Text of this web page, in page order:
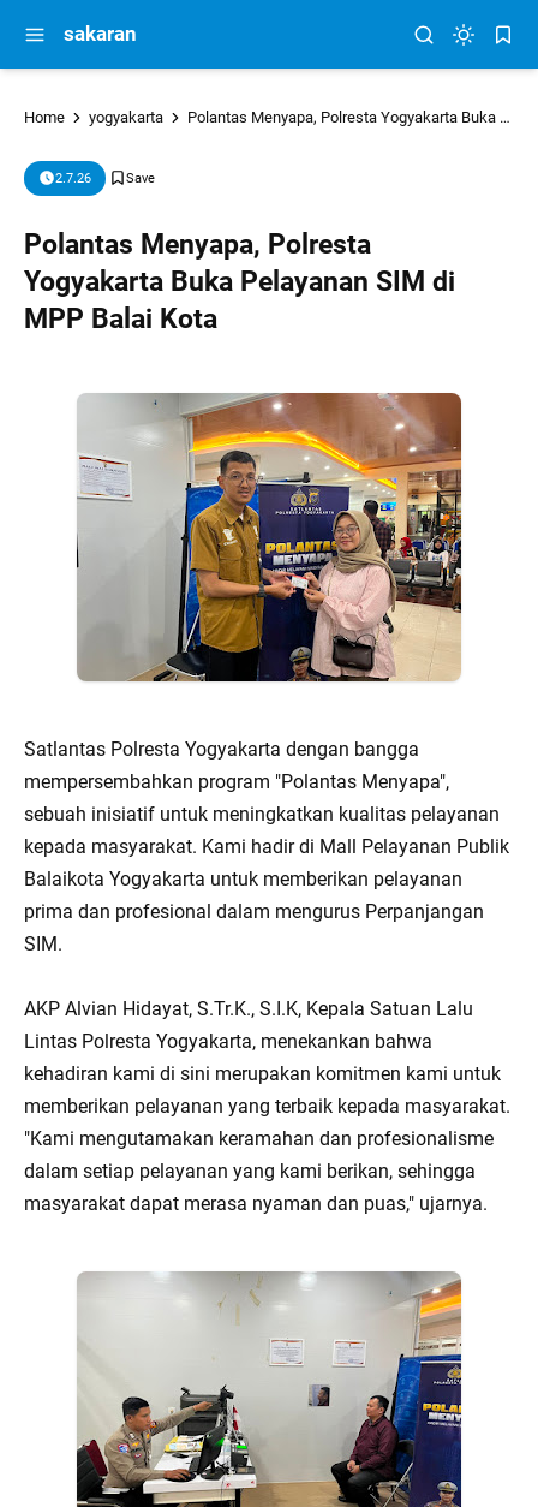
sakaran
Home yogyakarta Polantas Menyapa, Polresta Yogyakarta Buka Pelayanan SIM di MPP Balai Kota
2.7.26
Polantas Menyapa, Polresta
Yogyakarta Buka Pelayanan SIM di
MPP Balai Kota
Satlantas Polresta Yogyakarta dengan bangga
mempersembahkan program "Polantas Menyapa",
sebuah inisiatif untuk meningkatkan kualitas pelayanan
kepada masyarakat. Kami hadir di Mall Pelayanan Publik
Balaikota Yogyakarta untuk memberikan pelayanan
prima dan profesional dalam mengurus Perpanjangan
SIM.
AKP Alvian Hidayat, S.Tr.K., S.I.K, Kepala Satuan Lalu
Lintas Polresta Yogyakarta, menekankan bahwa
kehadiran kami di sini merupakan komitmen kami untuk
memberikan pelayanan yang terbaik kepada masyarakat.
"Kami mengutamakan keramahan dan profesionalisme
dalam setiap pelayanan yang kami berikan, sehingga
masyarakat dapat merasa nyaman dan puas," ujarnya.